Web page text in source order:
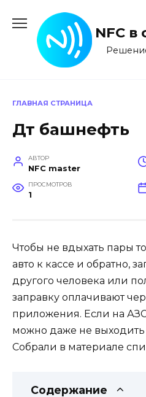
содержанию
NFC
ГЛАВНАЯ СТРАНИЦА
Дт башнефть
АВТОР
NFC master
ПРОСМОТРОВ
1
Чтобы не вдыхать пары
авто к кассе и обратно,
другого человека или
заправку оплачивают
приложения. Если на
можно даже не выходить
Собрали в материале
Содержание